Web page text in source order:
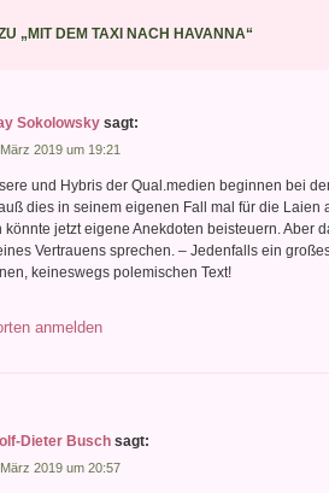
„ MIT DEM TAXI NACH HAVANNA“
Sokolowsky sagt:
2019 um 19:21
und Hybris der Qual.medien beginnen bei
dies in seinem eigenen Fall mal für die Laien
könnte jetzt eigene Anekdoten beisteuern. Aber
Vertrauens sprechen. – Jedenfalls ein
keineswegs polemischen Text!
anmelden
Dieter Busch sagt:
2019 um 20:57